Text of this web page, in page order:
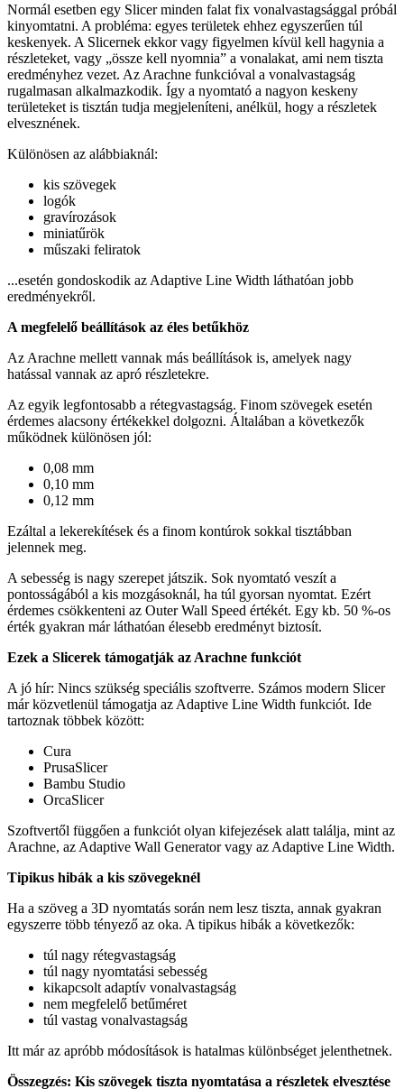
Normál esetben egy Slicer minden falat fix vonalvastagsággal próbál
kinyomtatni. A probléma: egyes területek ehhez egyszerűen túl
keskenyek. A Slicernek ekkor vagy figyelmen kívül kell hagynia a
részleteket, vagy „össze kell nyomnia” a vonalakat, ami nem tiszta
eredményhez vezet. Az Arachne funkcióval a vonalvastagság
rugalmasan alkalmazkodik. Így a nyomtató a nagyon keskeny
területeket is tisztán tudja megjeleníteni, anélkül, hogy a részletek
elvesznének.
Különösen az alábbiaknál:
kis szövegek
logók
gravírozások
miniatűrök
műszaki feliratok
...esetén gondoskodik az Adaptive Line Width láthatóan jobb
eredményekről.
A megfelelő beállítások az éles betűkhöz
Az Arachne mellett vannak más beállítások is, amelyek nagy
hatással vannak az apró részletekre.
Az egyik legfontosabb a rétegvastagság. Finom szövegek esetén
érdemes alacsony értékekkel dolgozni. Általában a következők
működnek különösen jól:
0,08 mm
0,10 mm
0,12 mm
Ezáltal a lekerekítések és a finom kontúrok sokkal tisztábban
jelennek meg.
A sebesség is nagy szerepet játszik. Sok nyomtató veszít a
pontosságából a kis mozgásoknál, ha túl gyorsan nyomtat. Ezért
érdemes csökkenteni az Outer Wall Speed értékét. Egy kb. 50 %-os
érték gyakran már láthatóan élesebb eredményt biztosít.
Ezek a Slicerek támogatják az Arachne funkciót
A jó hír: Nincs szükség speciális szoftverre. Számos modern Slicer
már közvetlenül támogatja az Adaptive Line Width funkciót. Ide
tartoznak többek között:
Cura
PrusaSlicer
Bambu Studio
OrcaSlicer
Szoftvertől függően a funkciót olyan kifejezések alatt találja, mint az
Arachne, az Adaptive Wall Generator vagy az Adaptive Line Width.
Tipikus hibák a kis szövegeknél
Ha a szöveg a 3D nyomtatás során nem lesz tiszta, annak gyakran
egyszerre több tényező az oka. A tipikus hibák a következők:
túl nagy rétegvastagság
túl nagy nyomtatási sebesség
kikapcsolt adaptív vonalvastagság
nem megfelelő betűméret
túl vastag vonalvastagság
Itt már az apróbb módosítások is hatalmas különbséget jelenthetnek.
Összegzés: Kis szövegek tiszta nyomtatása a részletek elvesztése